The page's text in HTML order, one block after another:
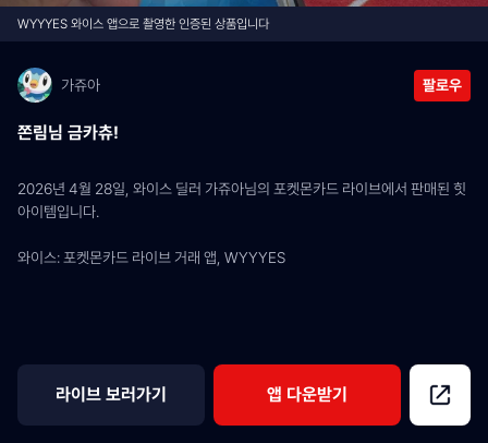
WYYYES 와이스 앱으로 촬영한 인증된 상품입니다
가쥬아 팔로우
쫀림님 금카츄!
2026년 4월 28일, 와이스 딜러 가쥬아님의 포켓몬카드 라이브에서 판매된 힛
아이템입니다.
와이스: 포켓몬카드 라이브 거래 앱, WYYYES
라이브 보러가기 앱 다운받기